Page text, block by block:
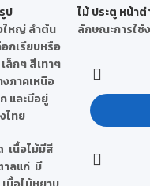
ป
ใหญ่ ลำต้น
กเรียบหรือ
ล็กๆ สีเทาๆ
ภาคเหนือ
และมีอยู่
ไทย
เนื้อไม้มีสี
าลแก่ มี
ไม้ ประตู หน้าต่
ลักษณะการใช้